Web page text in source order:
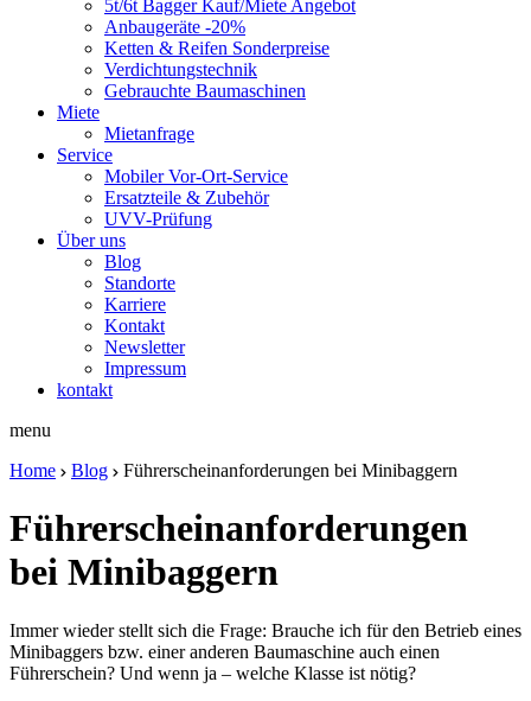
5t/6t Bagger Kauf/Miete Angebot
Anbaugeräte -20%
Ketten & Reifen Sonderpreise
Verdichtungstechnik
Gebrauchte Baumaschinen
Miete
Mietanfrage
Service
Mobiler Vor-Ort-Service
Ersatzteile & Zubehör
UVV-Prüfung
Über uns
Blog
Standorte
Karriere
Kontakt
Newsletter
Impressum
kontakt
menu
Home
Blog Führerscheinanforderungen bei Minibaggern
Führerscheinanforderungen
bei Minibaggern
Immer wieder stellt sich die Frage: Brauche ich für den Betrieb eines
Minibaggers bzw. einer anderen Baumaschine auch einen
Führerschein? Und wenn ja – welche Klasse ist nötig?